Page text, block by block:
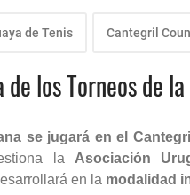
de Tenis Cantegril
de los Torneos de
se jugará en el
la Asociación
en la modalidad